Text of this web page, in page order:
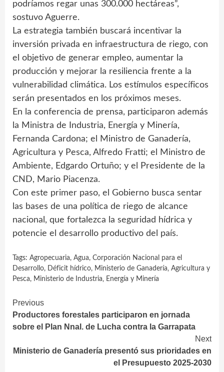
podríamos regar unas 300.000 hectáreas”,
sostuvo Aguerre.
La estrategia también buscará incentivar la
inversión privada en infraestructura de riego, con
el objetivo de generar empleo, aumentar la
producción y mejorar la resiliencia frente a la
vulnerabilidad climática. Los estímulos específicos
serán presentados en los próximos meses.
En la conferencia de prensa, participaron además
la Ministra de Industria, Energía y Minería,
Fernanda Cardona; el Ministro de Ganadería,
Agricultura y Pesca, Alfredo Fratti; el Ministro de
Ambiente, Edgardo Ortuño; y el Presidente de la
CND, Mario Piacenza.
Con este primer paso, el Gobierno busca sentar
las bases de una política de riego de alcance
nacional, que fortalezca la seguridad hídrica y
potencie el desarrollo productivo del país.
Tags: Agropecuaria, Agua, Corporación Nacional para el
Desarrollo, Déficit hídrico, Ministerio de Ganadería‚ Agricultura y
Pesca, Ministerio de Industria‚ Energía y Minería
Continue
Reading
Previous
Productores forestales participaron en jornada
sobre el Plan Nnal. de Lucha contra la Garrapata
Next
Ministerio de Ganadería presentó sus prioridades en
el Presupuesto 2025-2030